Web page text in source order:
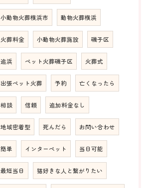
小動物火葬横浜市 動物火葬横浜
火葬料金 小動物火葬施設 磯子区
追浜 ペット火葬磯子区 火葬式
出張ペット火葬 予約 亡くなったら
相談 信頼 追加料金なし
地域密着型 死んだら お問い合わせ
簡単 インターペット 当日可能
最短当日 猫好きな人と繋がりたい